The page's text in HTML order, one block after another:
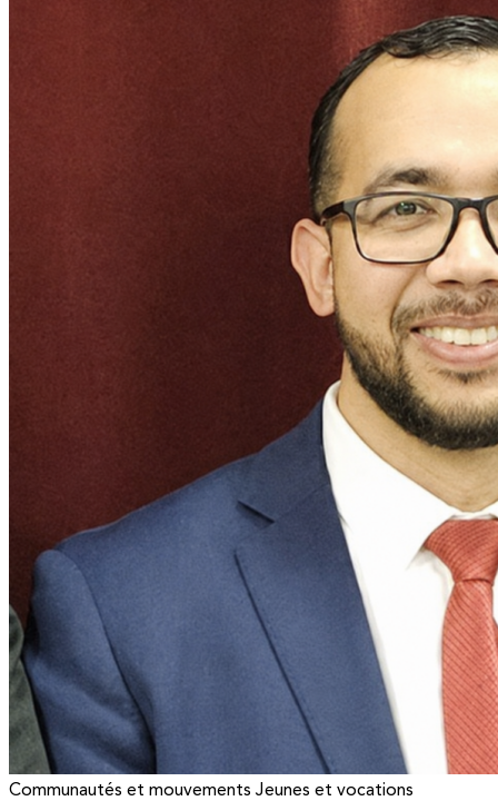
Communautés et mouvements Jeunes et vocations